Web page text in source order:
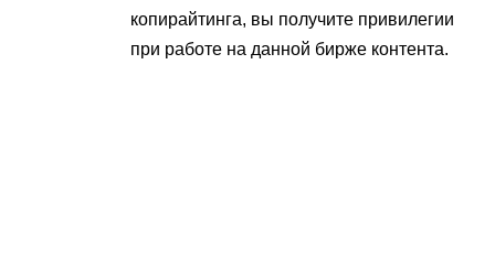
копирайтинга, вы получите привилегии
при работе на данной бирже контента.